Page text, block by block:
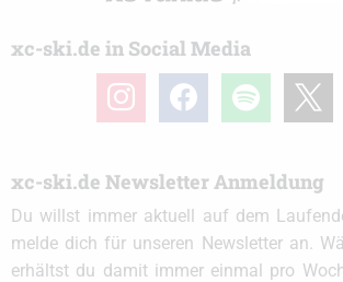
xc-ski.de in Social Media
instagramfacebook spotify
xc-ski.de Newsletter Anmeldung
Du willst immer aktuell auf dem
melde dich für unseren Newsletter an.
erhältst du damit immer einmal pro